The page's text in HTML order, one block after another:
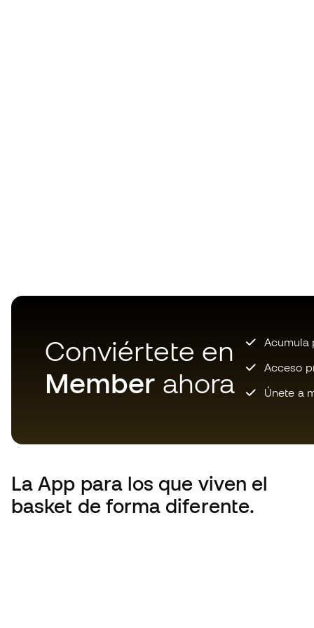
Conviértete en
Member ahora
Acumula
Acceso
Únete a
La App para los que viven el
basket de forma diferente.